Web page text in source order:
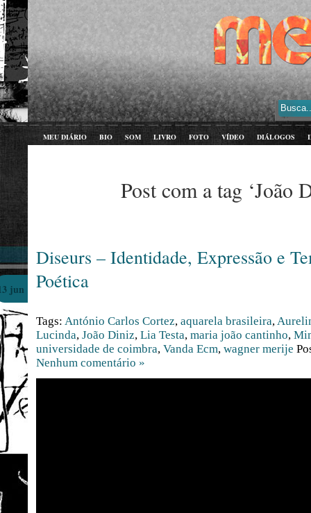
MEU DIÁRIO BIO SOM LIVRO FOTO VÍDEO DIÁLOGOS
Post com a tag ‘João
Diseurs – Identidade, Expressão e
Poética
jun
Tags: António Carlos Cortez, aquarela brasileira,
Lucinda, João Diniz, Lia Testa, maria joão cantinho,
universidade de coimbra, Vanda Ecm, wagner merije
Nenhum comentário »